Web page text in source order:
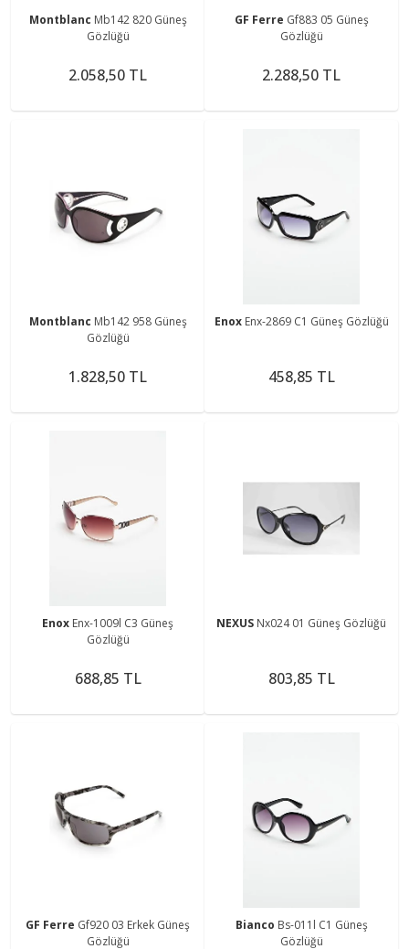
Montblanc Mb142 820 Güneş
Gözlüğü
2.058,50 TL
GF Ferre Gf883 05 Güneş
Gözlüğü
2.288,50 TL
Montblanc Mb142 958 Güneş
Gözlüğü
1.828,50 TL
Enox Enx-2869 C1 Güneş Gözlüğü
458,85 TL
Enox Enx-1009l C3 Güneş
Gözlüğü
688,85 TL
NEXUS Nx024 01 Güneş Gözlüğü
803,85 TL
GF Ferre Gf920 03 Erkek Güneş
Gözlüğü
Bianco Bs-011l C1 Güneş
Gözlüğü